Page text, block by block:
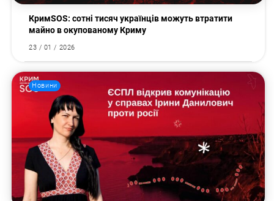
КримSOS: сотні тисяч українців можуть втратити
майно в окупованому Криму
23 / 01 / 2026
Новини